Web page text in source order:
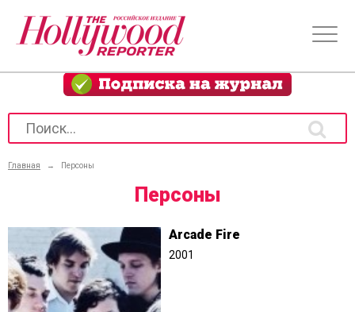
Главная → Персоны
Персоны
Arcade Fire
2001